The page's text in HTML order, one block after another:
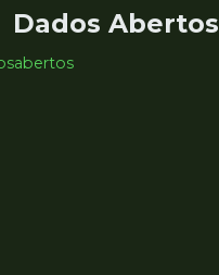
Dados Abertos